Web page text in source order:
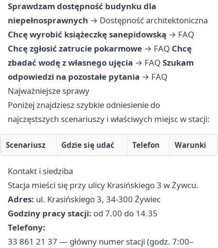
Sprawdzam dostępność budynku dla
niepełnosprawnych → Dostępność architektoniczna
Chcę wyrobić książeczkę sanepidowską → FAQ
Chcę zgłosić zatrucie pokarmowe → FAQ Chcę
zbadać wodę z własnego ujęcia → FAQ Szukam
odpowiedzi na pozostałe pytania → FAQ
Najważniejsze sprawy
Poniżej znajdziesz szybkie odniesienie do
najczęstszych scenariuszy i właściwych miejsc w stacji:
Scenariusz Gdzie się udać Telefon Warunki
Kontakt i siedziba
Stacja mieści się przy ulicy Krasińskiego 3 w Żywcu.
Adres: ul. Krasińskiego 3, 34-300 Żywiec
Godziny pracy stacji: od 7.00 do 14.35
Telefony:
33 861 21 37 — główny numer stacji (godz. 7:00–